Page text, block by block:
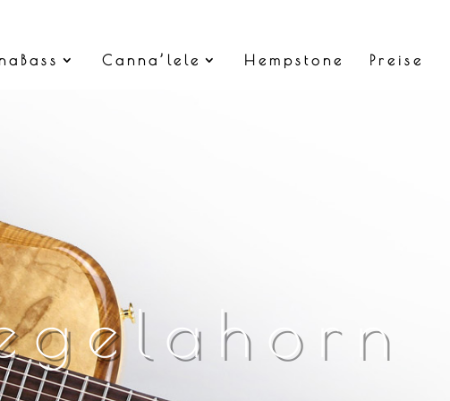
Canna’lele Hempstone Preise